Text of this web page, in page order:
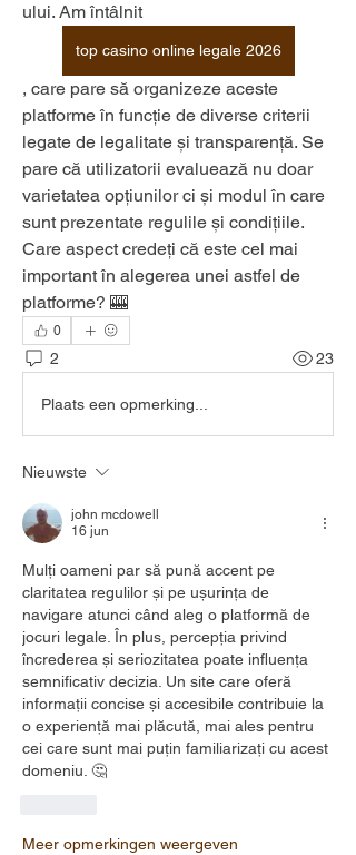
ului. Am întâlnit
top casino online legale 2026
, care pare să organizeze aceste
platforme în funcție de diverse criterii
legate de legalitate și transparență. Se
pare că utilizatorii evaluează nu doar
varietatea opțiunilor ci și modul în care
sunt prezentate regulile și condițiile.
Care aspect credeți că este cel mai
important în alegerea unei astfel de
platforme? 🎰
0
2 23
Plaats een opmerking...
Nieuwste
john mcdowell
16 jun
Mulți oameni par să pună accent pe
claritatea regulilor și pe ușurința de
navigare atunci când aleg o platformă de
jocuri legale. În plus, percepția privind
încrederea și seriozitatea poate influența
semnificativ decizia. Un site care oferă
informații concise și accesibile contribuie la
o experiență mai plăcută, mai ales pentru
cei care sunt mai puțin familiarizați cu acest
domeniu. 🤔
Meer opmerkingen weergeven